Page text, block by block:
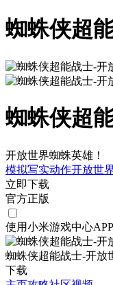
蜘蛛侠超
蜘蛛侠超
开放世界蜘蛛英雄！
模拟写实动作开放世
立即下载
官方正版
使用小米游戏中心APP
蜘蛛侠超能战士-开放
下载